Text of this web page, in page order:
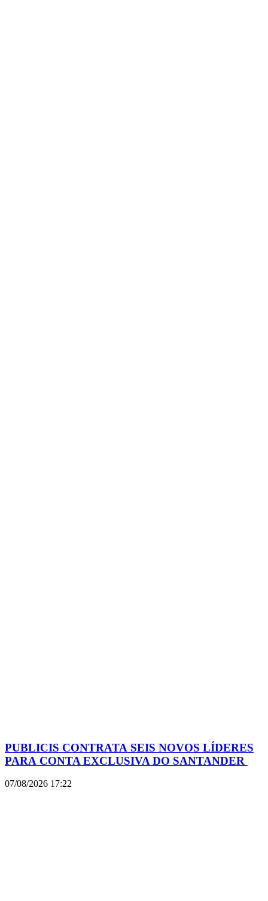
PUBLICIS CONTRATA SEIS NOVOS LÍDERES
PARA CONTA EXCLUSIVA DO SANTANDER
07/08/2026 17:22